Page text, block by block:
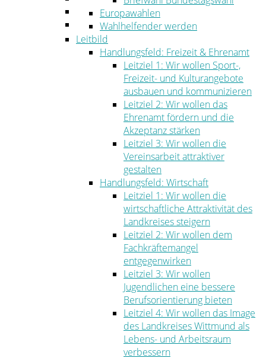
Umwelt
Ordnung
Europawahlen
Wahlhelfender werden
Leitbild
Handlungsfeld: Freizeit & Ehrenamt
Leitziel 1: Wir wollen Sport-,
Freizeit- und Kulturangebote
ausbauen und kommunizieren
Leitziel 2: Wir wollen das
Ehrenamt fördern und die
Akzeptanz stärken
Leitziel 3: Wir wollen die
Vereinsarbeit attraktiver
gestalten
Handlungsfeld: Wirtschaft
Leitziel 1: Wir wollen die
wirtschaftliche Attraktivität des
Landkreises steigern
Leitziel 2: Wir wollen dem
Fachkräftemangel
entgegenwirken
Leitziel 3: Wir wollen
Jugendlichen eine bessere
Berufsorientierung bieten
Leitziel 4: Wir wollen das Image
des Landkreises Wittmund als
Lebens- und Arbeitsraum
verbessern